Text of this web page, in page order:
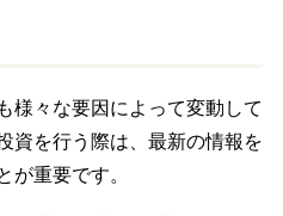
様々な要因によって変動して
資を行う際は、最新の情報を
が重要です。